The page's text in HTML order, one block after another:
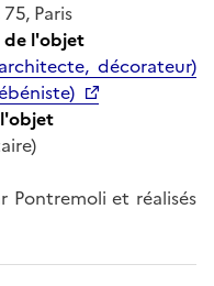
Paris
l'objet
décorateur)
Pontremoli et réalisés